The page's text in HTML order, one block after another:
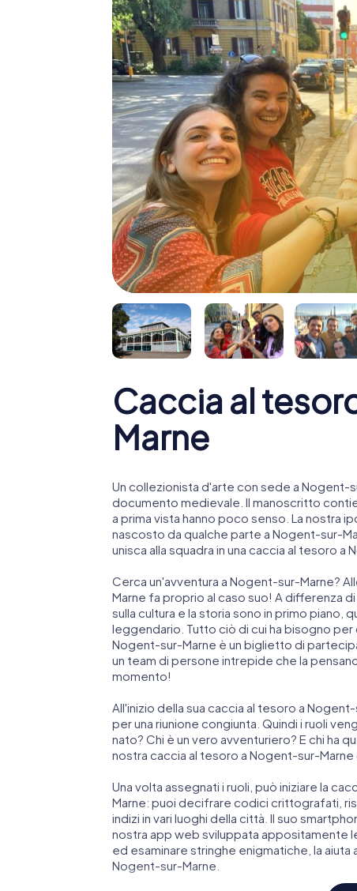
Caccia al
Marne
Un collezionista d'arte con sede a Nogent-
documento medievale. Il manoscritto
a prima vista hanno poco senso. La nostra
nascosto da qualche parte a Nogent-sur-
unisca alla squadra in una caccia al tesoro
Cerca un'avventura a Nogent-sur-Marne?
Marne fa proprio al caso suo! A differenza
sulla cultura e la storia sono in primo piano,
leggendario. Tutto ciò di cui ha bisogno
Nogent-sur-Marne è un biglietto di
un team di persone intrepide che la
momento!
All'inizio della sua caccia al tesoro a
per una riunione congiunta. Quindi i ruoli
nato? Chi è un vero avventuriero? E chi ha
nostra caccia al tesoro a Nogent-sur-
Una volta assegnati i ruoli, può iniziare la
Marne: puoi decifrare codici crittografati,
indizi in vari luoghi della città. Il suo
nostra app web sviluppata appositamente
ed esaminare stringhe enigmatiche, la
Nogent-sur-Marne.